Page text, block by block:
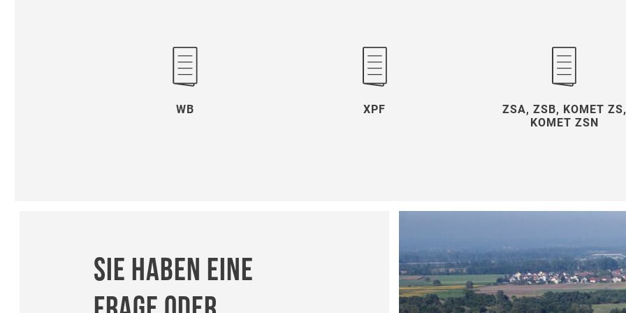
WB XPF
ZSA, ZSB, KOMET ZS,
KOMET ZSN
SIE HABEN EINE